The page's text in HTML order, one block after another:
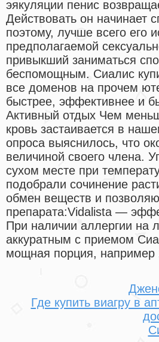
эякуляции пенис
Действовать он начинает
поэтому, лучше всего его
предполагаемой
привыкший заниматься
беспомощным. Сиалис
все доменов на прочем
быстрее, эффективнее и
Активный отдых Чем
кровь застаивается в
опроса выяснилось, что
величиной своего члена.
сухом месте при
подобрали сочинение
обмен веществ и
препарата:Vidalista —
При наличии аллергии на
аккуратным с приемом
мощная порция, например
Где купить виагру в